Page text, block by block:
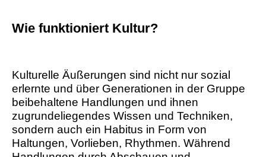
Wie funktioniert Kultur?
Kulturelle Äußerungen sind nicht nur sozial
erlernte und über Generationen in der Gruppe
beibehaltene Handlungen und ihnen
zugrundeliegendes Wissen und Techniken,
sondern auch ein Habitus in Form von
Haltungen, Vorlieben, Rhythmen. Während